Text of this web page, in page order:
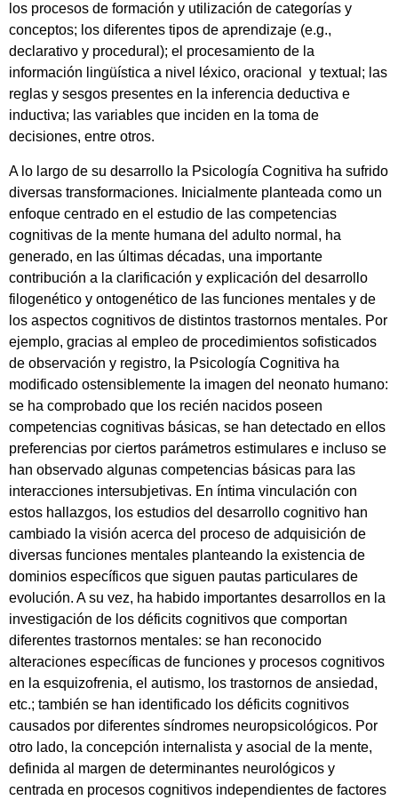
los procesos de formación y utilización de categorías y
conceptos; los diferentes tipos de aprendizaje (e.g.,
declarativo y procedural); el procesamiento de la
información lingüística a nivel léxico, oracional y textual; las
reglas y sesgos presentes en la inferencia deductiva e
inductiva; las variables que inciden en la toma de
decisiones, entre otros.
A lo largo de su desarrollo la Psicología Cognitiva ha sufrido
diversas transformaciones. Inicialmente planteada como un
enfoque centrado en el estudio de las competencias
cognitivas de la mente humana del adulto normal, ha
generado, en las últimas décadas, una importante
contribución a la clarificación y explicación del desarrollo
filogenético y ontogenético de las funciones mentales y de
los aspectos cognitivos de distintos trastornos mentales. Por
ejemplo, gracias al empleo de procedimientos sofisticados
de observación y registro, la Psicología Cognitiva ha
modificado ostensiblemente la imagen del neonato humano:
se ha comprobado que los recién nacidos poseen
competencias cognitivas básicas, se han detectado en ellos
preferencias por ciertos parámetros estimulares e incluso se
han observado algunas competencias básicas para las
interacciones intersubjetivas. En íntima vinculación con
estos hallazgos, los estudios del desarrollo cognitivo han
cambiado la visión acerca del proceso de adquisición de
diversas funciones mentales planteando la existencia de
dominios específicos que siguen pautas particulares de
evolución. A su vez, ha habido importantes desarrollos en la
investigación de los déficits cognitivos que comportan
diferentes trastornos mentales: se han reconocido
alteraciones específicas de funciones y procesos cognitivos
en la esquizofrenia, el autismo, los trastornos de ansiedad,
etc.; también se han identificado los déficits cognitivos
causados por diferentes síndromes neuropsicológicos. Por
otro lado, la concepción internalista y asocial de la mente,
definida al margen de determinantes neurológicos y
centrada en procesos cognitivos independientes de factores